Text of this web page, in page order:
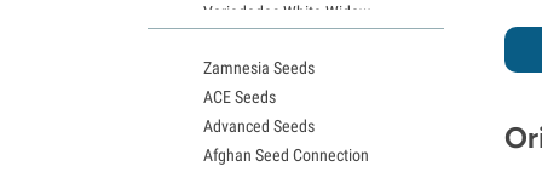
Variedades White Widow
Semillas de Granddaddy Purple
Semillas de OG Kush
Semillas de Blue Dream
Semillas de Lemon Haze
Zamnesia Seeds
ACE Seeds
Advanced Seeds
Afghan Seed Connection